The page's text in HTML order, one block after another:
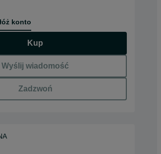
konto
Kup
Wyślij wiadomość
Zadzwoń